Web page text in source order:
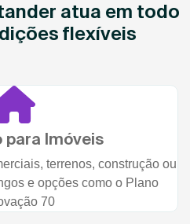
atua em todo
flexíveis
para Imóveis
terrenos, construção ou
e opções como o Plano
70